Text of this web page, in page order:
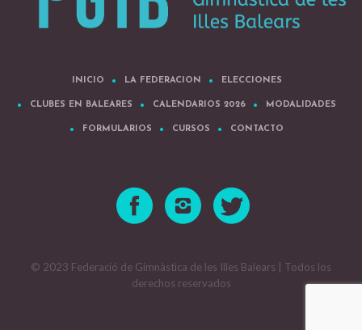
INICIO LA FEDERACION ELECCIONES
CLUBES EN BALEARES CALENDARIOS 2026 MODALIDADES
FORMULARIOS CURSOS CONTACTO
© 2023 Federació de Gimnàstica de les Illes Balears | Todos los
derechos reservados